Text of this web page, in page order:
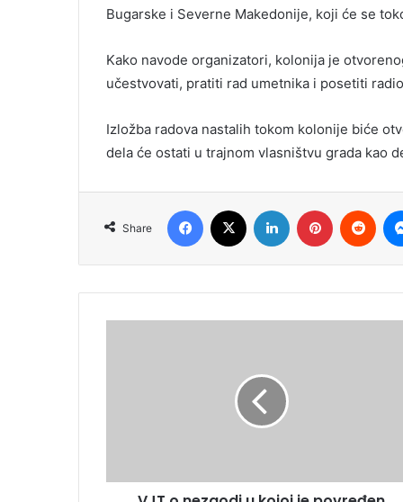
Bugarske i Severne Makedonije, koji će se
Kako navode organizatori, kolonija je
učestvovati, pratiti rad umetnika i posetiti
Izložba radova nastalih tokom kolonije biće
dela će ostati u trajnom vlasništvu grada kao
Share
Facebook LinkedIn Pinterest